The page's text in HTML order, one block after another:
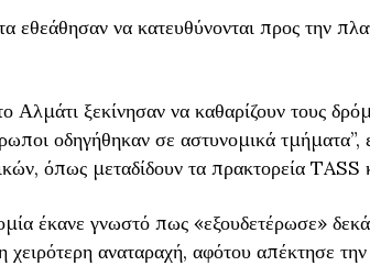
εθεάθησαν να κατευθύνονται προς την
Αλμάτι ξεκίνησαν να καθαρίζουν τους
οδηγήθηκαν σε αστυνομικά τμήματα”,
όπως μεταδίδουν τα πρακτορεία
έκανε γνωστό πως «εξουδετέρωσε»
χειρότερη αναταραχή, αφότου απέκτησε